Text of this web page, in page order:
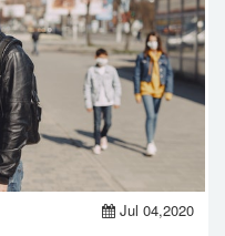
Jul 04,2020